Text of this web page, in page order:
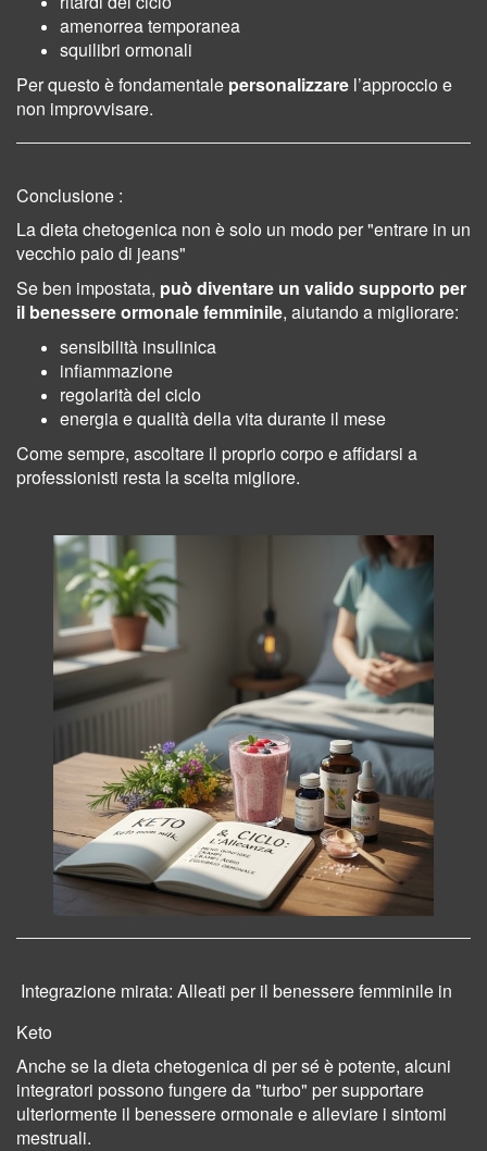
amenorrea temporanea
squilibri ormonali
Per questo è fondamentale personalizzare l’approccio e
non improvvisare.
Conclusione :
La dieta chetogenica non è solo un modo per "entrare in un
vecchio paio di jeans"
Se ben impostata, può diventare un valido supporto per
il benessere ormonale femminile, aiutando a migliorare:
sensibilità insulinica
infiammazione
regolarità del ciclo
energia e qualità della vita durante il mese
Come sempre, ascoltare il proprio corpo e affidarsi a
professionisti resta la scelta migliore.
Integrazione mirata: Alleati per il benessere femminile in
Keto
Anche se la dieta chetogenica di per sé è potente, alcuni
integratori possono fungere da "turbo" per supportare
ulteriormente il benessere ormonale e alleviare i sintomi
mestruali.